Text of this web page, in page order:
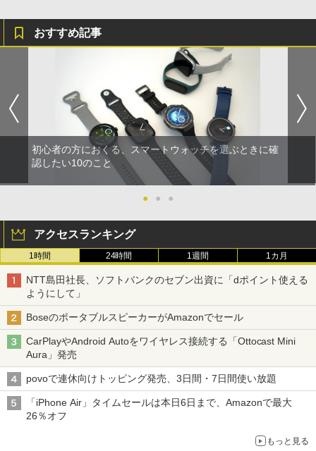
おすすめ記事
初心者の方におくる、スマートウォッチを選ぶときに確
認したい10のこと
● ● ●
アクセスランキング
1時間 24時間 1週間 1カ月
NTT島田社長、ソフトバンクのセブン出資に「dポイント使える
ようにして」
BoseのポータブルスピーカーがAmazonでセール
CarPlayやAndroid Autoをワイヤレス接続する「Ottocast Mini
Aura」発売
povoで連休向けトッピング発売、3日間・7日間使い放題
「iPhone Air」タイムセールは本日6日まで、Amazonで最大
26％オフ
もっと見る